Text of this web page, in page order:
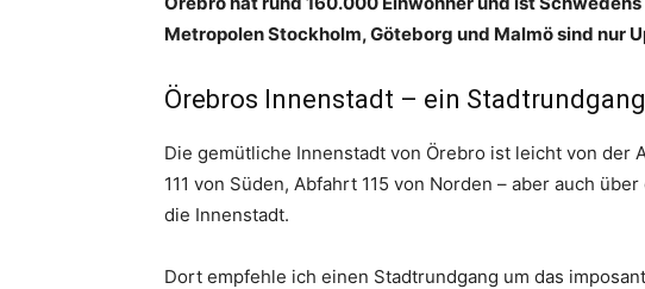
Metropolen Stockholm, Göteborg und Malmö sind nur
Örebros Innenstadt – ein Stadtrundgang
Die gemütliche Innenstadt von Örebro ist leicht von der
111 von Süden, Abfahrt 115 von Norden – aber auch
die Innenstadt.
Dort empfehle ich einen Stadtrundgang um das